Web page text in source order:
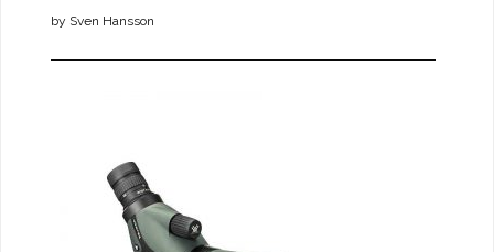
by Sven Hansson